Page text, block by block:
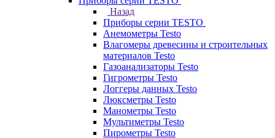
Назад
Приборы серии TESTO
Анемометры Testo
Влагомеры древесины и строительных
материалов Testo
Газоанализаторы Testo
Гигрометры Testo
Логгеры данных Testo
Люксметры Testo
Манометры Testo
Мультиметры Testo
Пирометры Testo